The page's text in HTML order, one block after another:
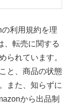
利用規約を理
、転売に関する
られています。
と、商品の状態
また、知らずに
から出品制